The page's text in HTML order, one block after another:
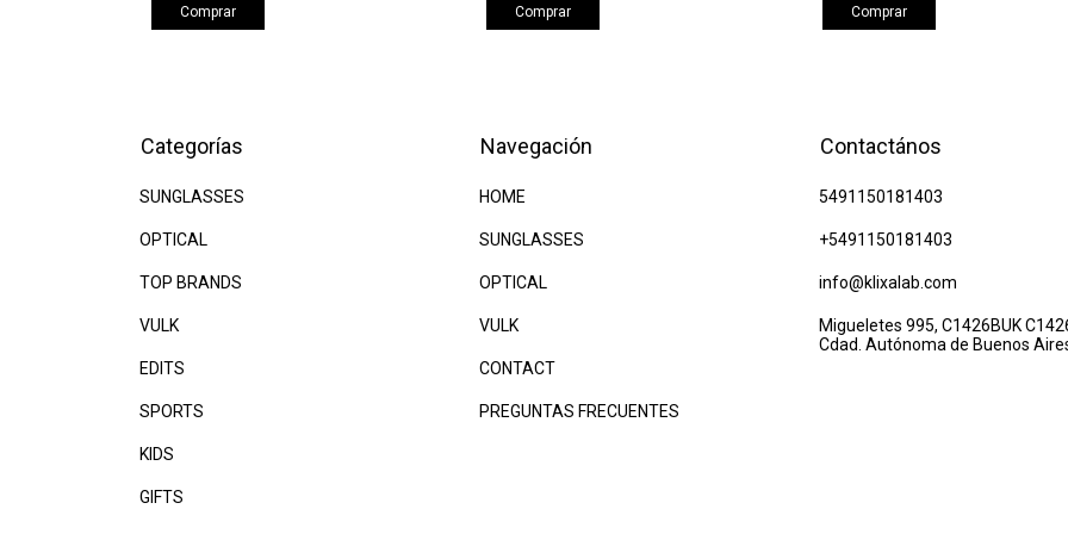
Comprar Comprar Comprar
Categorías
SUNGLASSES
OPTICAL
TOP BRANDS
VULK
EDITS
SPORTS
KIDS
GIFTS
Navegación
HOME
SUNGLASSES
OPTICAL
VULK
CONTACT
PREGUNTAS FRECUENTES
Contactános
5491150181403
+5491150181403
info@klixalab.com
Migueletes 995, C1426BUK
Cdad. Autónoma de Buenos